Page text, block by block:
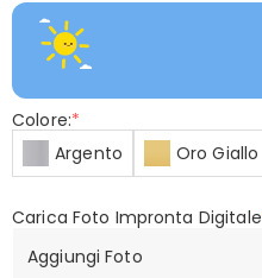
Colore:*
Argento
Oro Giallo
Carica Foto Impronta Digitale
Aggiungi Foto